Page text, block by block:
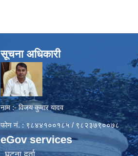
सूचना अधिकारी
नाम :- विजय कुमार यादव
फोन नं. : ९८४४१००१८५ / ९८२३७९००७८
eGov services